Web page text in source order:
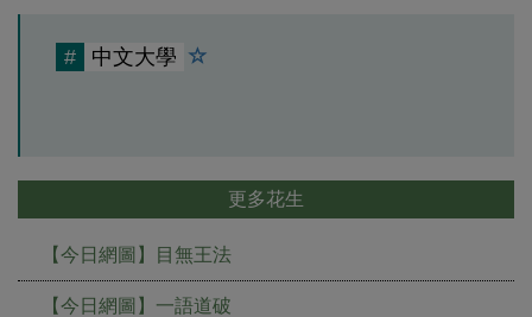
# 中文大學
更多花生
【今日網圖】目無王法
【今日網圖】一語道破